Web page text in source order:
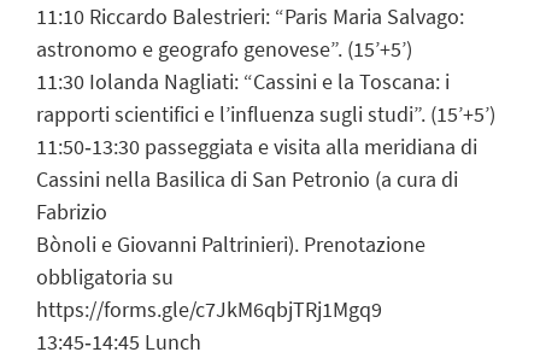
11:10 Riccardo Balestrieri: “Paris Maria Salvago:
astronomo e geografo genovese”. (15’+5’)
11:30 Iolanda Nagliati: “Cassini e la Toscana: i
rapporti scientifici e l’influenza sugli studi”. (15’+5’)
11:50‐13:30 passeggiata e visita alla meridiana di
Cassini nella Basilica di San Petronio (a cura di
Fabrizio
Bònoli e Giovanni Paltrinieri). Prenotazione
obbligatoria su
https://forms.gle/c7JkM6qbjTRj1Mgq9
13:45‐14:45 Lunch